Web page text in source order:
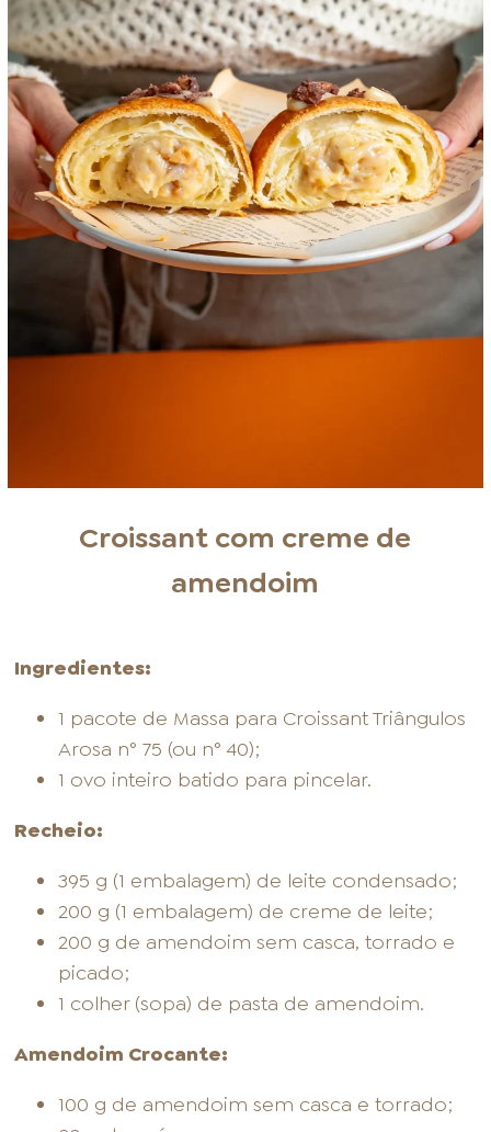
Croissant com creme de
amendoim
Ingredientes:
1 pacote de Massa para Croissant Triângulos
Arosa n° 75 (ou n° 40);
1 ovo inteiro batido para pincelar.
Recheio:
395 g (1 embalagem) de leite condensado;
200 g (1 embalagem) de creme de leite;
200 g de amendoim sem casca, torrado e
picado;
1 colher (sopa) de pasta de amendoim.
Amendoim Crocante:
100 g de amendoim sem casca e torrado;